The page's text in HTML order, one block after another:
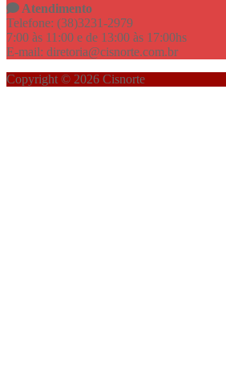
Atendimento
Telefone: (38)3231-2979
7:00 às 11:00 e de 13:00 às 17:00hs
E-mail: diretoria@cisnorte.com.br
Copyright © 2026 Cisnorte